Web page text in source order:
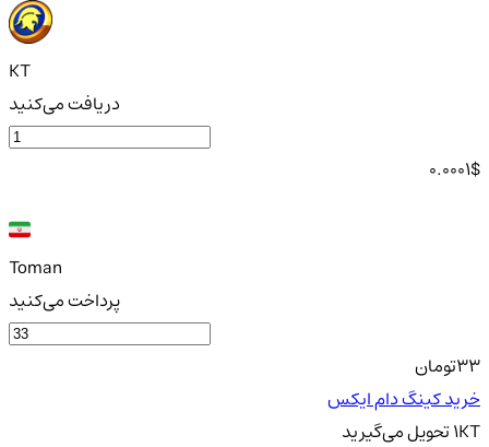
KT
دریافت می‌کنید
0.0001$
Toman
پرداخت می‌کنید
33تومان
خرید کینگ دام ایکس
1KTتحویلمی‌گیرید